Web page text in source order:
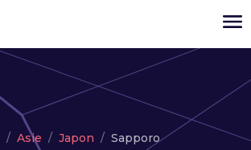
VPS
Asie Japon Sapporo